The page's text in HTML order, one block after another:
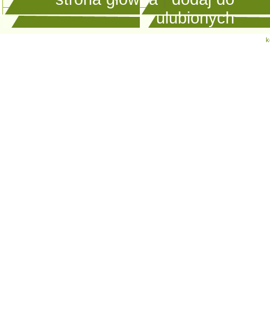
ulubionych